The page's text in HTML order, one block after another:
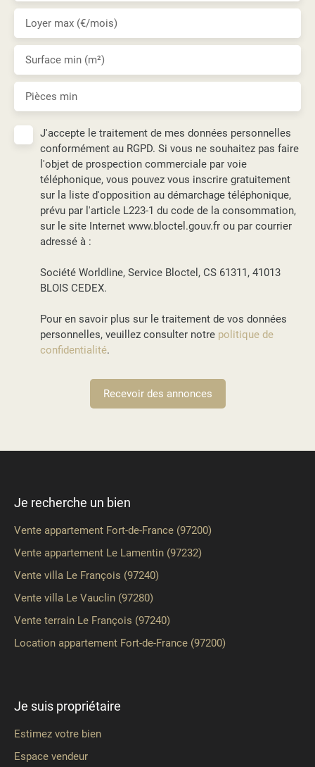
Loyer max (€/mois)
Surface min (m²)
Pièces min
J'accepte le traitement de mes données personnelles
conformément au RGPD. Si vous ne souhaitez pas faire
l'objet de prospection commerciale par voie
téléphonique, vous pouvez vous inscrire gratuitement
sur la liste d'opposition au démarchage téléphonique,
prévu par l'article L223-1 du code de la consommation,
sur le site Internet www.bloctel.gouv.fr ou par courrier
adressé à :
Société Worldline, Service Bloctel, CS 61311, 41013
BLOIS CEDEX.
Pour en savoir plus sur le traitement de vos données
personnelles, veuillez consulter notre politique de
confidentialité.
Recevoir des annonces
Je recherche un bien
Vente appartement Fort-de-France (97200)
Vente appartement Le Lamentin (97232)
Vente villa Le François (97240)
Vente villa Le Vauclin (97280)
Vente terrain Le François (97240)
Location appartement Fort-de-France (97200)
Je suis propriétaire
Estimez votre bien
Espace vendeur